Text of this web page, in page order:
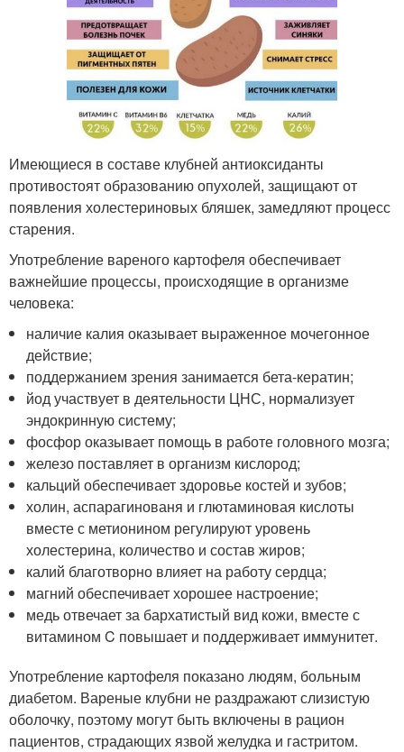
Имеющиеся в составе клубней антиоксиданты
противостоят образованию опухолей, защищают от
появления холестериновых бляшек, замедляют процесс
старения.
Употребление вареного картофеля обеспечивает
важнейшие процессы, происходящие в организме
человека:
наличие калия оказывает выраженное мочегонное
действие;
поддержанием зрения занимается бета-кератин;
йод участвует в деятельности ЦНС, нормализует
эндокринную систему;
фосфор оказывает помощь в работе головного мозга;
железо поставляет в организм кислород;
кальций обеспечивает здоровье костей и зубов;
холин, аспарагинованя и глютаминовая кислоты
вместе с метионином регулируют уровень
холестерина, количество и состав жиров;
калий благотворно влияет на работу сердца;
магний обеспечивает хорошее настроение;
медь отвечает за бархатистый вид кожи, вместе с
витамином C повышает и поддерживает иммунитет.
Употребление картофеля показано людям, больным
диабетом. Вареные клубни не раздражают слизистую
оболочку, поэтому могут быть включены в рацион
пациентов, страдающих язвой желудка и гастритом.